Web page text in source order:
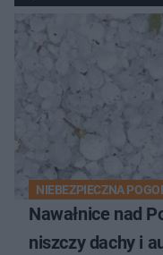
NIEBEZPIECZNA
Nawałnice nad
niszczy dachy i